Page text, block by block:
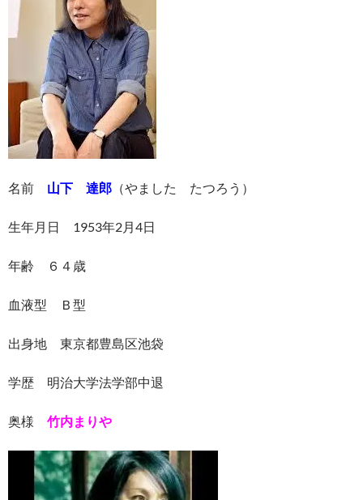
名前 山下 達郎 （やました たつろう）
生年月日 1953年2月4日
年齢 ６４歳
血液型 Ｂ型
出身地 東京都豊島区池袋
学歴 明治大学法学部中退
奥様 竹内まりや